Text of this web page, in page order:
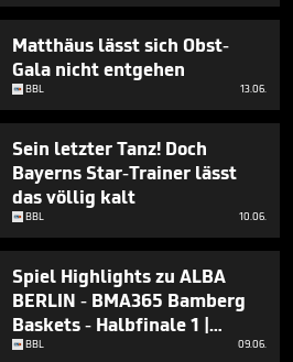
Matthäus lässt sich Obst-
Gala nicht entgehen
BBL 13.06.
Sein letzter Tanz! Doch
Bayerns Star-Trainer lässt
das völlig kalt
BBL 10.06.
Spiel Highlights zu ALBA
BERLIN - BMA365 Bamberg
Baskets - Halbfinale 1 |
Playoffs – Halbfinale Spiel 5
BBL 09.06.